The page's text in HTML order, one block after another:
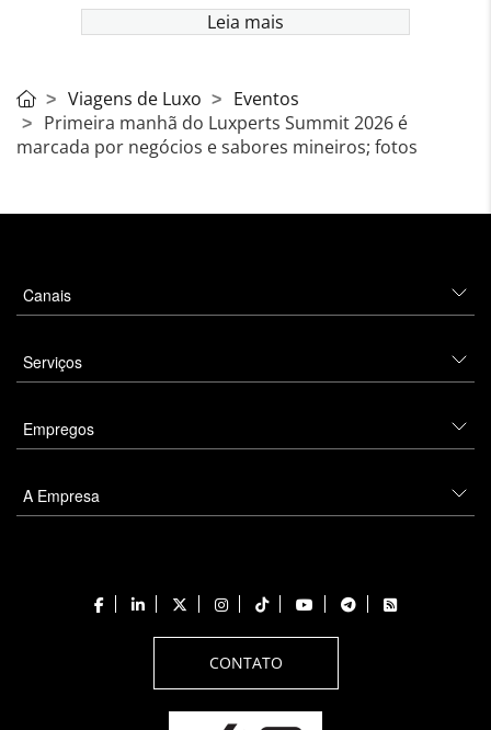
Leia mais
Viagens de Luxo
Eventos
Primeira manhã do Luxperts Summit 2026 é
marcada por negócios e sabores mineiros; fotos
Canais
Serviços
Empregos
A Empresa
CONTATO